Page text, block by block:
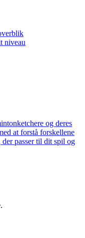
niveau
og deres
at forstå forskellene
passer til dit spil og